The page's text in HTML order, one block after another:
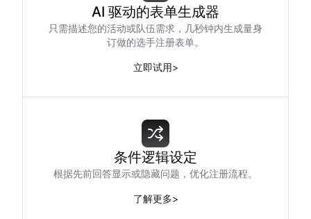
AI 驱动的表单生成器
只需描述您的活动或队伍需求，几秒钟内生成量身
订做的选手注册表单。
立即试用>
条件逻辑设定
根据先前回答显示或隐藏问题，优化注册流程。
了解更多>